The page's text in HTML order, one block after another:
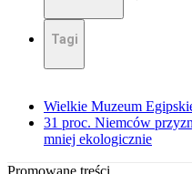
Tagi
Wielkie Muzeum
31 proc. Niemców
mniej ekologicznie
Promowane treści